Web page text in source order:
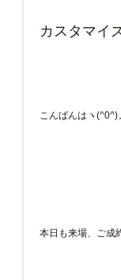
カスタマイ
こんばんはヽ(^0^)
本日も来場、ご成